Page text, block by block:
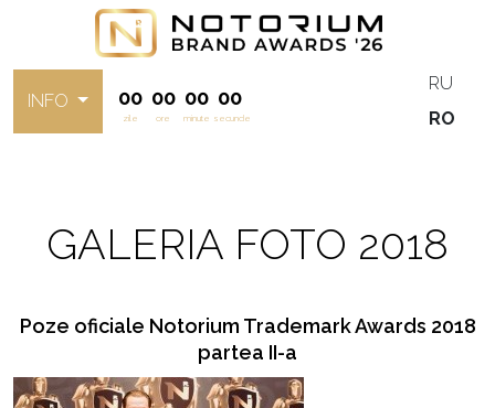
INFO 00
zile
00
ore
00
minute
00
secunde
RU
RO
GALERIA FOTO 2018
Poze oficiale Notorium Trademark Awards 2018
partea II-a